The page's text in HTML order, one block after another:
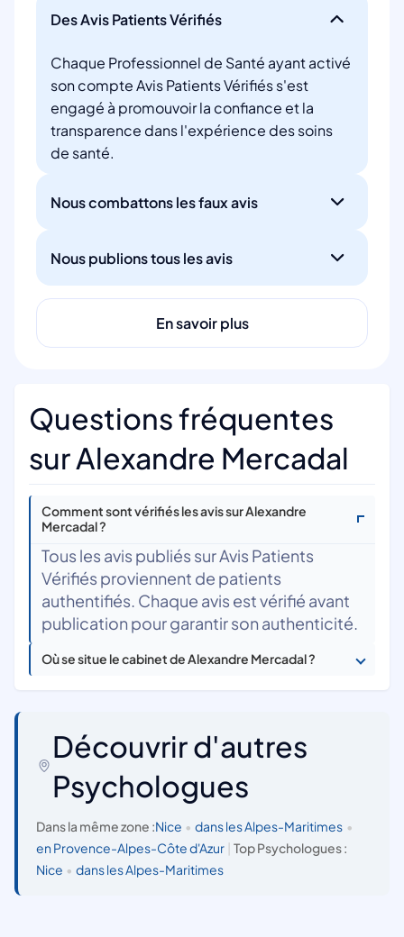
Des Avis Patients Vérifiés
Chaque Professionnel de Santé ayant activé
son compte Avis Patients Vérifiés s'est
engagé à promouvoir la confiance et la
transparence dans l'expérience des soins
de santé.
Nous combattons les faux avis
Nous publions tous les avis
En savoir plus
Questions fréquentes
sur Alexandre Mercadal
Comment sont vérifiés les avis sur Alexandre
Mercadal ?
Tous les avis publiés sur Avis Patients
Vérifiés proviennent de patients
authentifiés. Chaque avis est vérifié avant
publication pour garantir son authenticité.
Où se situe le cabinet de Alexandre Mercadal ?
Découvrir d'autres
Psychologues
Dans la même zone :Nice • dans les Alpes-Maritimes •
en Provence-Alpes-Côte d'Azur
Top Psychologues :
Nice • dans les Alpes-Maritimes